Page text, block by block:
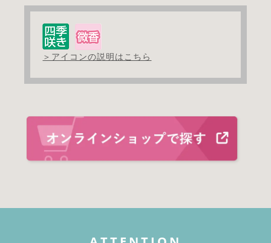
＞アイコンの説明はこちら